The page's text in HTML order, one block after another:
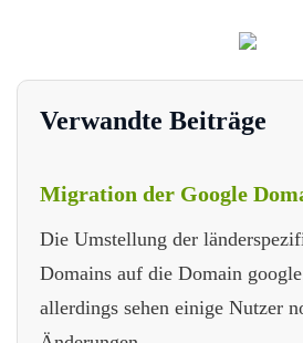
Verwandte Beiträge
Migration der Google
Die Umstellung der
Domains auf die Domain
allerdings sehen einige Nutzer